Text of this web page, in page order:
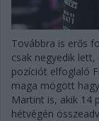
Továbbra is erős
csak negyedik
pozíciót elfoglaló
maga mögött
Martint is, akik 14
hétvégén